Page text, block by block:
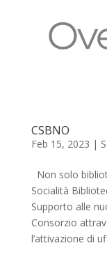
CSBNO
Feb 15, 2023 |
Non solo
Socialità
Supporto alle
Consorzio
l’attivazione di